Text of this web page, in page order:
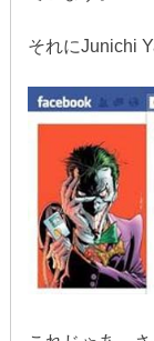
それにJunichi